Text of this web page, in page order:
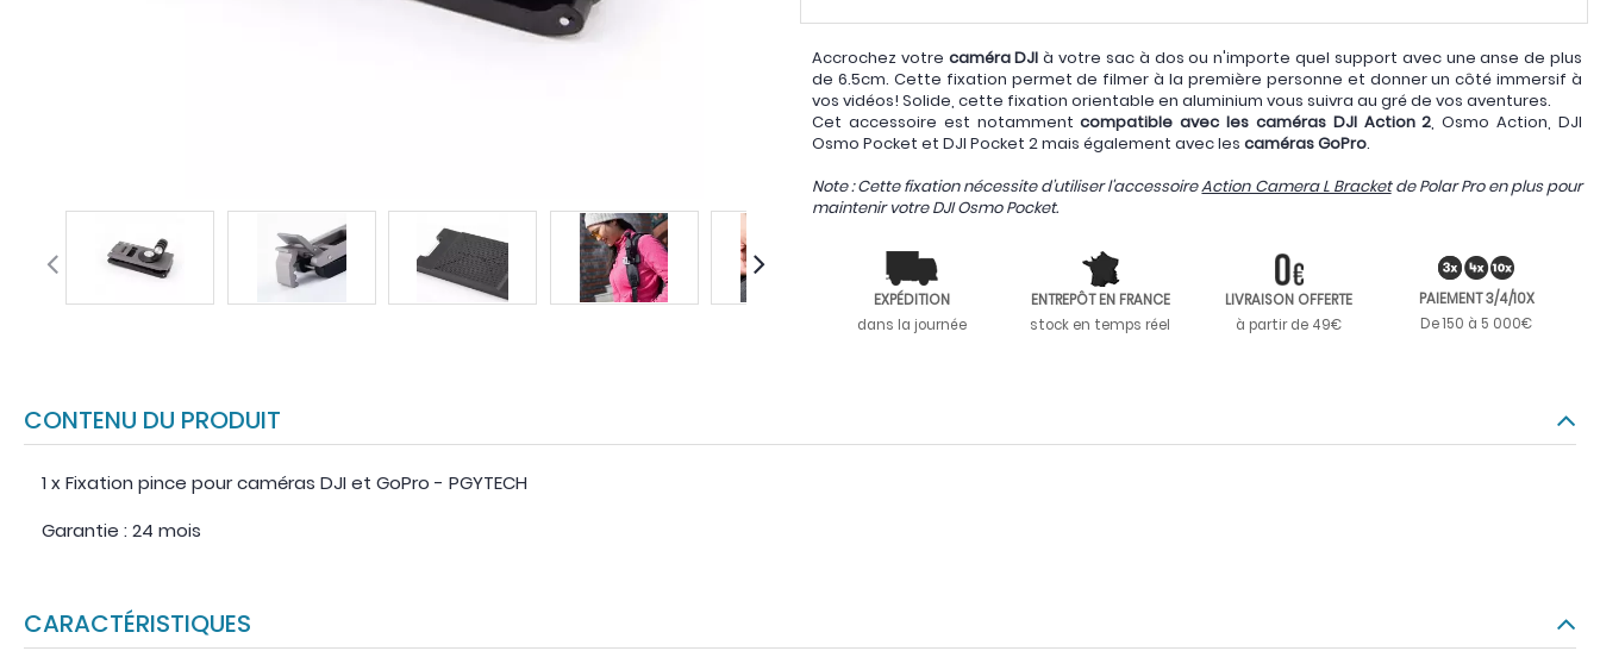
Accrochez votre caméra DJI à votre sac à dos ou n'importe quel support avec une anse de plus
de 6.5cm. Cette fixation permet de filmer à la première personne et donner un côté immersif à
vos vidéos! Solide, cette fixation orientable en aluminium vous suivra au gré de vos aventures.
Cet accessoire est notammentcompatible avec les caméras DJI Action 2, Osmo Action, DJI
Osmo Pocket et DJI Pocket 2 mais également avec les caméras GoPro.
Note : Cette fixation nécessite d’utiliser l'accessoireAction Camera L Bracketde Polar Pro en plus pour
maintenir votre DJI Osmo Pocket.
EXPÉDITION
dans la journée
ENTREPÔT EN FRANCE
stock en temps réel
LIVRAISON OFFERTE
à partir de 49€
PAIEMENT 3/4/10X
De 150 à 5 000€
CONTENU DU PRODUIT
1 x Fixation pince pour caméras DJI et GoPro - PGYTECH
Garantie : 24 mois
CARACTÉRISTIQUES